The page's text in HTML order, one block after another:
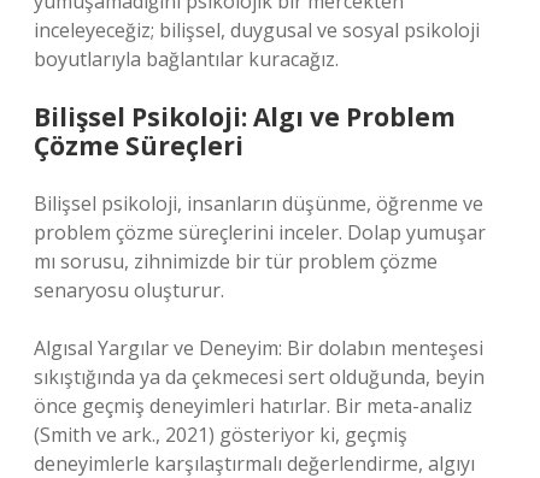
inceleyeceğiz; bilişsel, duygusal ve sosyal psikoloji
boyutlarıyla bağlantılar kuracağız.
Bilişsel Psikoloji: Algı ve Problem
Çözme Süreçleri
Bilişsel psikoloji, insanların düşünme, öğrenme ve
problem çözme süreçlerini inceler. Dolap yumuşar
mı sorusu, zihnimizde bir tür problem çözme
senaryosu oluşturur.
Algısal Yargılar ve Deneyim: Bir dolabın menteşesi
sıkıştığında ya da çekmecesi sert olduğunda, beyin
önce geçmiş deneyimleri hatırlar. Bir meta-analiz
(Smith ve ark., 2021) gösteriyor ki, geçmiş
deneyimlerle karşılaştırmalı değerlendirme, algıyı